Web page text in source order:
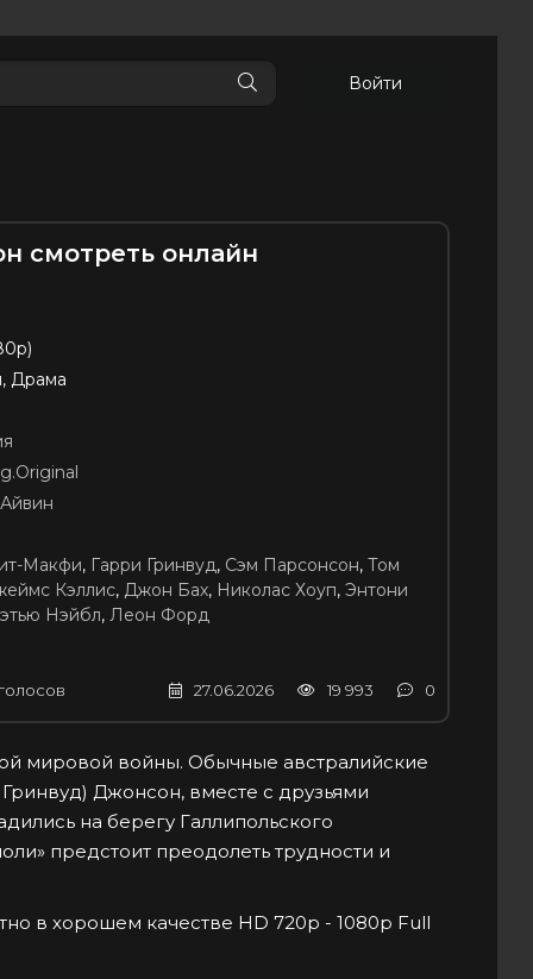
Войти
смотреть онлайн
Драма
Макфи, Гарри Гринвуд, Сэм Парсонсон, Том
Кэллис, Джон Бах, Николас Хоуп, Энтони
Нэйбл, Леон Форд
голосов 27.06.2026 19 993 0
мировой войны. Обычные австралийские
Джонсон, вместе с друзьями
на берегу Галлипольского
предстоит преодолеть трудности и
в хорошем качестве HD 720p - 1080p Full